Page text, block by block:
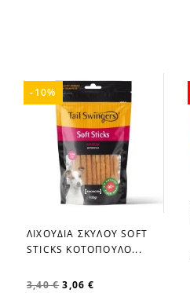
favorite_border
ΛΙΧΟΥΔΙΑ ΣΚΥΛΟΥ SOFT
STICKS ΚΟΤΟΠΟΥΛΟ...
3,40 € 3,06 €
-10%